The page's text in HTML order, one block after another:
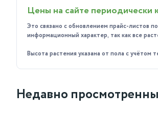
Цены на сайте периодически
Это связано с обновлением прайс-листов
информационный характер, так как все
Высота растения указана от пола с учётом
Недавно